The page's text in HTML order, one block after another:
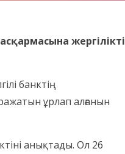
жергілікті
банктің
ұрлап алғанын
анықтады. Ол 26